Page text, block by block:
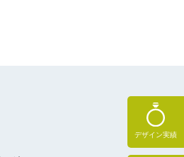
デザイン実績